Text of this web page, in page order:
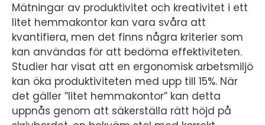
Mätningar av produktivitet och kreativitet i ett
litet hemmakontor kan vara svåra att
kvantifiera, men det finns några kriterier som
kan användas för att bedöma effektiviteten.
Studier har visat att en ergonomisk arbetsmiljö
kan öka produktiviteten med upp till 15%. När
det gäller ”litet hemmakontor” kan detta
uppnås genom att säkerställa rätt höjd på